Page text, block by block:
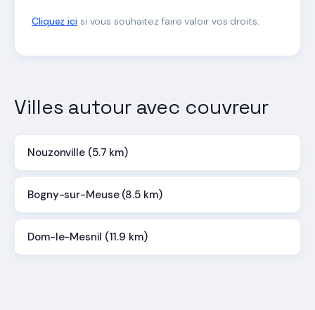
Cliquez icisi vous souhaitez faire valoir vos droits.
Villes autour avec couvreur
Nouzonville (5.7 km)
Bogny-sur-Meuse (8.5 km)
Dom-le-Mesnil (11.9 km)